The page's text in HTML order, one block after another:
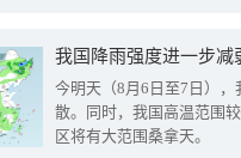
今明天（8月6日至7日）
散。同时，我国高温范围
区将有大范围桑拿天。